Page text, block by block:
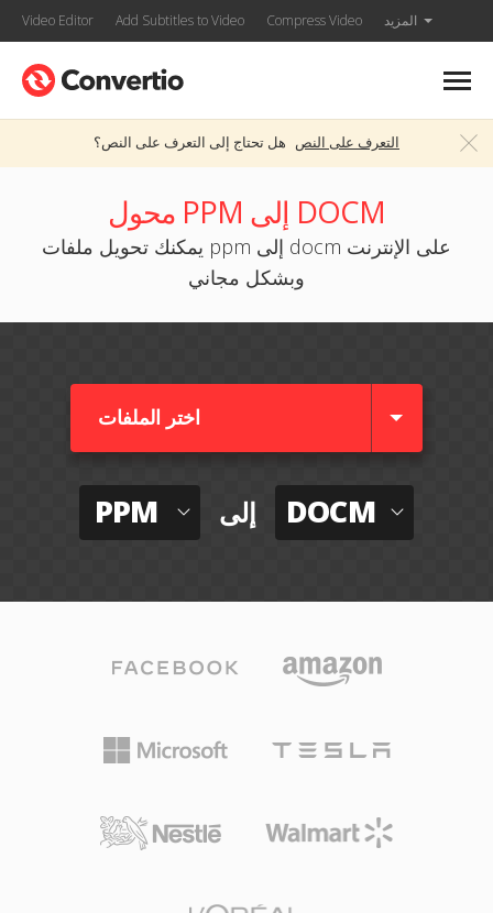
Video Editor Add Subtitles to Video Compress Video المزيد
هل تحتاج إلى التعرف على النص؟ التعرف على النص
محول PPM إلى DOCM
يمكنك تحويل ملفات ppm إلى docm على الإنترنت
وبشكل مجاني
اختر الملفات
PPM إلى DOCM